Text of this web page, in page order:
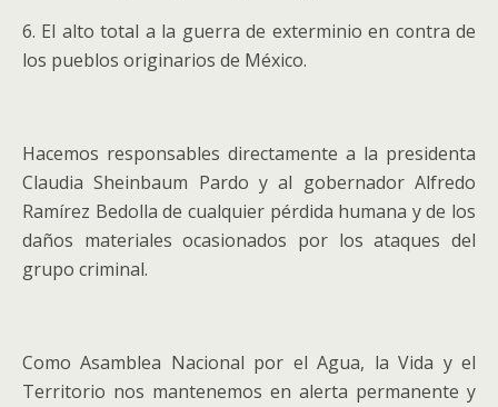
6. El alto total a la guerra de exterminio en contra de
los pueblos originarios de México.
Hacemos responsables directamente a la presidenta
Claudia Sheinbaum Pardo y al gobernador Alfredo
Ramírez Bedolla de cualquier pérdida humana y de los
daños materiales ocasionados por los ataques del
grupo criminal.
Como Asamblea Nacional por el Agua, la Vida y el
Territorio nos mantenemos en alerta permanente y